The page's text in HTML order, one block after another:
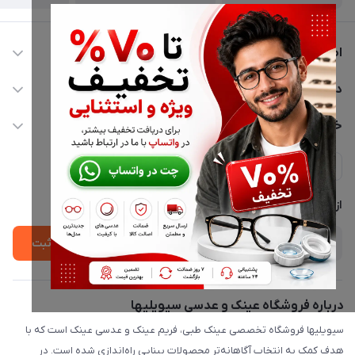
اطلاعات تماس
02177116909
info@civiliha.com
ارسال فوری در تهران + ارسال به سراسر کشور
دسترسی سریع
حساب کاربری
مجله فروشگاه
لیست محصولات
درباره ما
خدمات مشتریان
حریم خصوصی
پشتیبانی واتساپ 09397003162
از جدید‌ترین تخفیف‌ها با‌ خبر شوید
ثبت
درباره فروشگاه عینک و عدسی سیویلیها
سیویلیها فروشگاه تخصصی عینک طبی، فریم عینک و عدسی عینک است که با
هدف کمک به انتخاب آگاهانه‌تر محصولات بینایی راه‌اندازی شده است. در